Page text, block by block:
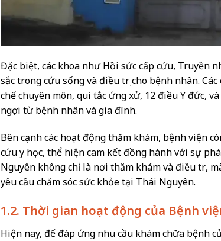
Đặc biệt, các khoa như Hồi sức cấp cứu, Truyền
sắc trong cứu sống và điều trị cho bệnh nhân.
chế chuyên môn, qui tắc ứng xử, 12 điều Y đức,
ngợi từ bệnh nhân và gia đình.
Bên cạnh các hoạt động thăm khám, bệnh viện
cứu y học, thể hiện cam kết đồng hành với sự
Nguyên không chỉ là nơi thăm khám và điều trị,
yêu cầu chăm sóc sức khỏe tại Thái Nguyên.
1.2. Thời gian hoạt động của Bệnh
Hiện nay, để đáp ứng nhu cầu khám chữa bệnh